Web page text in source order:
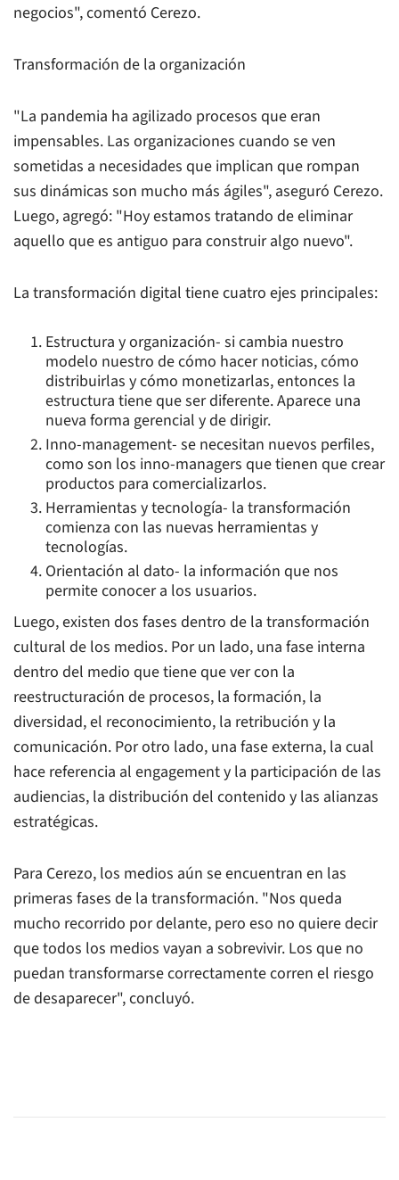
negocios", comentó Cerezo.
Transformación de la organización
"La pandemia ha agilizado procesos que eran
impensables. Las organizaciones cuando se ven
sometidas a necesidades que implican que rompan
sus dinámicas son mucho más ágiles", aseguró Cerezo.
Luego, agregó: "Hoy estamos tratando de eliminar
aquello que es antiguo para construir algo nuevo".
La transformación digital tiene cuatro ejes principales:
Estructura y organización- si cambia nuestro
modelo nuestro de cómo hacer noticias, cómo
distribuirlas y cómo monetizarlas, entonces la
estructura tiene que ser diferente. Aparece una
nueva forma gerencial y de dirigir.
Inno-management- se necesitan nuevos perfiles,
como son los inno-managers que tienen que crear
productos para comercializarlos.
Herramientas y tecnología- la transformación
comienza con las nuevas herramientas y
tecnologías.
Orientación al dato- la información que nos
permite conocer a los usuarios.
Luego, existen dos fases dentro de la transformación
cultural de los medios. Por un lado, una fase interna
dentro del medio que tiene que ver con la
reestructuración de procesos, la formación, la
diversidad, el reconocimiento, la retribución y la
comunicación. Por otro lado, una fase externa, la cual
hace referencia al engagement y la participación de las
audiencias, la distribución del contenido y las alianzas
estratégicas.
Para Cerezo, los medios aún se encuentran en las
primeras fases de la transformación. "Nos queda
mucho recorrido por delante, pero eso no quiere decir
que todos los medios vayan a sobrevivir. Los que no
puedan transformarse correctamente corren el riesgo
de desaparecer", concluyó.